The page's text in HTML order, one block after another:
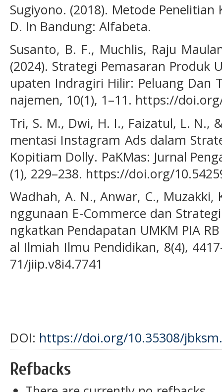
Sugiyono. (2018). Metode
D. In Bandung: Alfabeta.
Susanto, B. F., Muchlis, Raju
(2024). Strategi Pemasaran Produk
upaten Indragiri Hilir: Peluang Dan
najemen, 10(1), 1–11. https://
Tri, S. M., Dwi, H. I., Faizatul, L. N.,
mentasi Instagram Ads dalam
Kopitiam Dolly. PaKMas: Jurnal
(1), 229–238. https://doi.org/
Wadhah, A. N., Anwar, C., Muzakki,
nggunaan E-Commerce dan
ngkatkan Pendapatan UMKM PIA
al Ilmiah Ilmu Pendidikan, 8(4),
71/jiip.v8i4.7741
DOI: https://doi.org/10.35308/
Refbacks